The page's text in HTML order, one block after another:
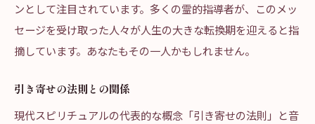
ンとして注目されています。多くの霊的指導者が、このメッ
セージを受け取った人々が人生の大きな転換期を迎えると指
摘しています。あなたもその一人かもしれません。
引き寄せの法則との関係
現代スピリチュアルの代表的な概念「引き寄せの法則」と音